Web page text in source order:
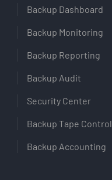
Backup Dashboard
Backup Monitoring
Backup Reporting
Backup Audit
Security Center
Backup Tape Control
Backup Accounting